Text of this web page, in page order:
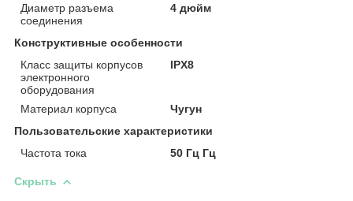
Диаметр разъема
соединения
4 дюйм
Конструктивные особенности
Класс защиты корпусов
электронного
оборудования
IPX8
Материал корпуса
Чугун
Пользовательские характеристики
Частота тока
50 Гц Гц
Скрыть